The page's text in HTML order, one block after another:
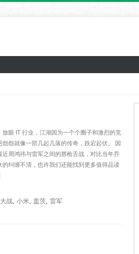
眼 IT 行业，江湖因为一个个圈子和激烈的竞
怨就像一部几起几落的传奇，跌宕起伏。 因
周鸿祎与雷军之间的唇枪舌战，对比当年乔
纠缠不清，也许我们还能找到更多值得品读
战, 小米, 盖茨, 雷军